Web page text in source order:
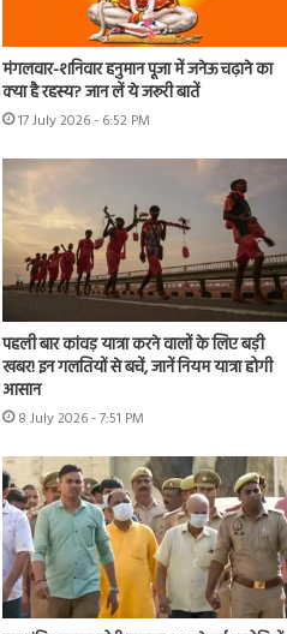
मंगलवार-शनिवार हनुमान पूजा में जनेऊ चढ़ाने का
क्या है रहस्य? जान लें ये जरूरी बातें
17 July 2026 - 6:52 PM
पहली बार कांवड़ यात्रा करने वालों के लिए बड़ी
खबर! इन गलतियों से बचें, जानें नियम यात्रा होगी
आसान
8 July 2026 - 7:51 PM